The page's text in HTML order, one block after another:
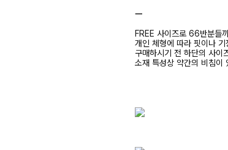
ㅡ
FREE 사이즈로 66반분들
개인 체형에 따라 핏이나 기
구매하시기 전 하단의 사이
소재 특성상 약간의 비침이